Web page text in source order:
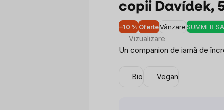
copii Davídek,
–10 % OferteVânzareSUMMER
Vizualizare
Un companion de iarnă de
Bio Vegan